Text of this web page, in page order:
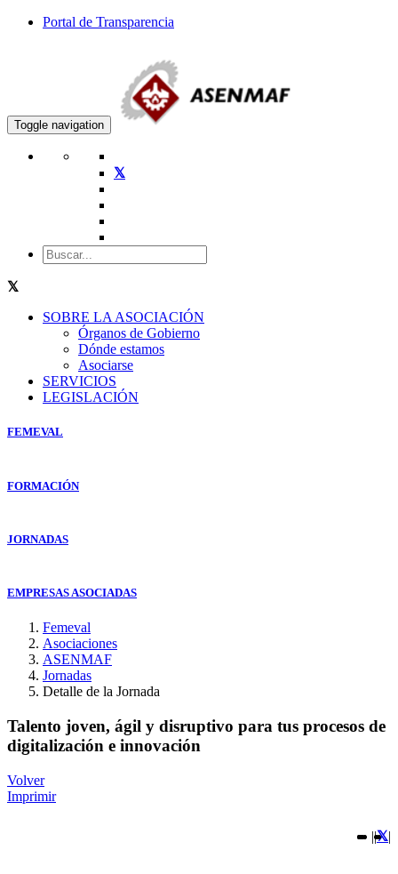
Portal de Transparencia
Toggle navigation
SOBRE LA ASOCIACIÓN
Órganos de Gobierno
Dónde estamos
Asociarse
SERVICIOS
LEGISLACIÓN
FEMEVAL
FORMACIÓN
JORNADAS
EMPRESAS ASOCIADAS
Femeval
Asociaciones
ASENMAF
Jornadas
Detalle de la Jornada
Talento joven, ágil y disruptivo para tus procesos de
digitalización e innovación
Volver
Imprimir
|| |